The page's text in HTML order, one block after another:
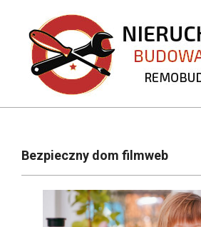
content
NavigationBezpieczny dom filmweb